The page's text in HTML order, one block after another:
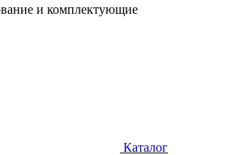
и комплектующие
Каталог